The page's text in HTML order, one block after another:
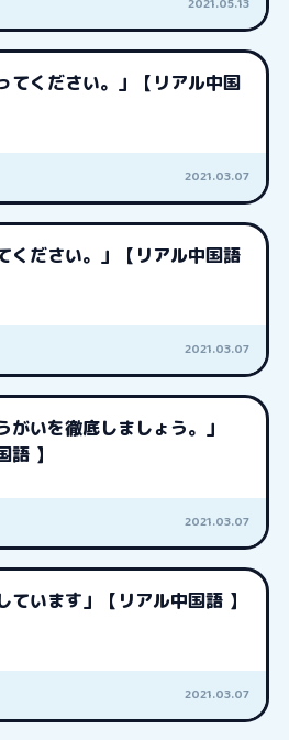
てください。」【リアル中国
2021.03.07
ください。」【リアル中国語
2021.03.07
がいを徹底しましょう。」
語 】
2021.03.07
ています」【リアル中国語 】
2021.03.07